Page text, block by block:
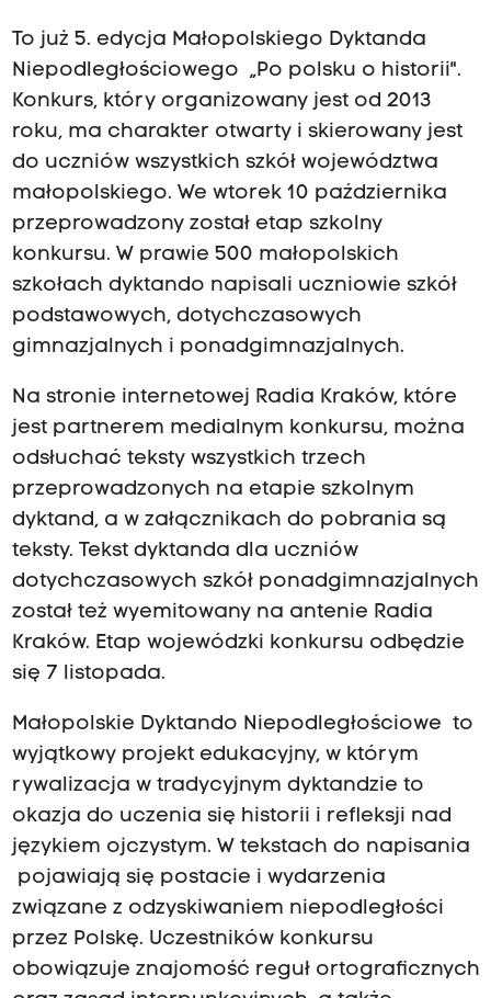
To już 5. edycja Małopolskiego Dyktanda
Niepodległościowego „Po polsku o historii".
Konkurs, który organizowany jest od 2013
roku, ma charakter otwarty i skierowany jest
do uczniów wszystkich szkół województwa
małopolskiego. We wtorek 10 października
przeprowadzony został etap szkolny
konkursu. W prawie 500 małopolskich
szkołach dyktando napisali uczniowie szkół
podstawowych, dotychczasowych
gimnazjalnych i ponadgimnazjalnych.
Na stronie internetowej Radia Kraków, które
jest partnerem medialnym konkursu, można
odsłuchać teksty wszystkich trzech
przeprowadzonych na etapie szkolnym
dyktand, a w załącznikach do pobrania są
teksty. Tekst dyktanda dla uczniów
dotychczasowych szkół ponadgimnazjalnych
został też wyemitowany na antenie Radia
Kraków. Etap wojewódzki konkursu odbędzie
się 7 listopada.
Małopolskie Dyktando Niepodległościowe to
wyjątkowy projekt edukacyjny, w którym
rywalizacja w tradycyjnym dyktandzie to
okazja do uczenia się historii i refleksji nad
językiem ojczystym. W tekstach do napisania
pojawiają się postacie i wydarzenia
związane z odzyskiwaniem niepodległości
przez Polskę. Uczestników konkursu
obowiązuje znajomość reguł ortograficznych